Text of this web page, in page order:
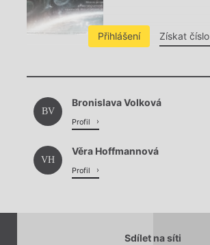
Přihlášení Získat číslo
Chviličku.
Načítá se.
BV
Bronislava Volková
Profil
VH
Věra Hoffmannová
Profil
Sdílet na síti